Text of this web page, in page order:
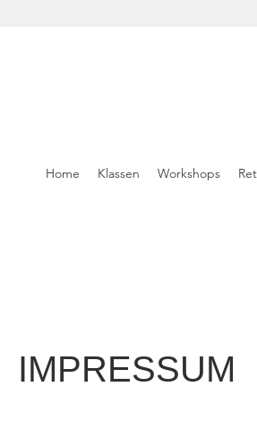
Home Klassen Workshops
IMPRESSUM